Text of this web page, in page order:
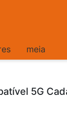
meia
5G